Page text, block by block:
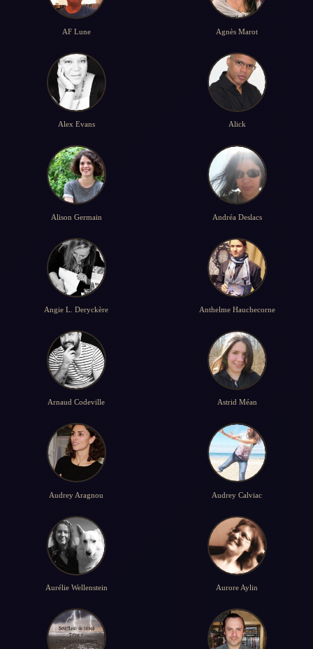
AF Lune Agnès Marot
Alex Evans Alick
Alison Germain Andréa Deslacs
Angie L. Deryckère Anthelme Hauchecorne
Arnaud Codeville Astrid Méan
Audrey Aragnou Audrey Calviac
Aurélie Wellenstein Aurore Aylin